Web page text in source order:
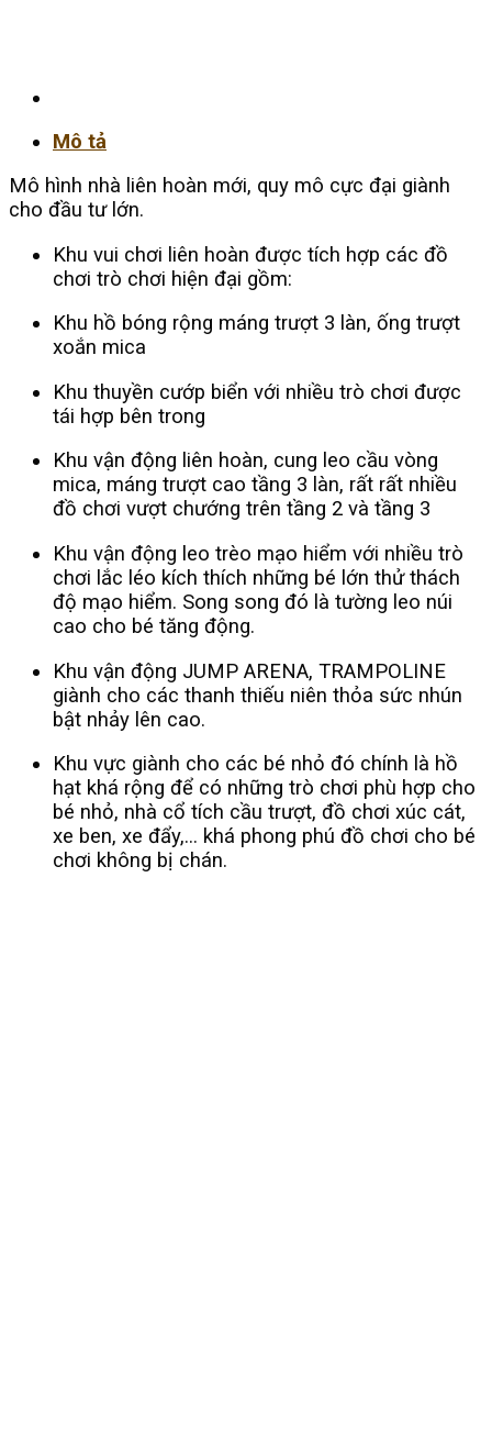
Mô tả
Mô hình nhà liên hoàn mới, quy mô cực đại giành
cho đầu tư lớn.
Khu vui chơi liên hoàn được tích hợp các đồ
chơi trò chơi hiện đại gồm:
Khu hồ bóng rộng máng trượt 3 làn, ống trượt
xoắn mica
Khu thuyền cướp biển với nhiều trò chơi được
tái hợp bên trong
Khu vận động liên hoàn, cung leo cầu vòng
mica, máng trượt cao tầng 3 làn, rất rất nhiều
đồ chơi vượt chướng trên tầng 2 và tầng 3
Khu vận động leo trèo mạo hiểm với nhiều trò
chơi lắc léo kích thích những bé lớn thử thách
độ mạo hiểm. Song song đó là tường leo núi
cao cho bé tăng động.
Khu vận động JUMP ARENA, TRAMPOLINE
giành cho các thanh thiếu niên thỏa sức nhún
bật nhảy lên cao.
Khu vực giành cho các bé nhỏ đó chính là hồ
hạt khá rộng để có những trò chơi phù hợp cho
bé nhỏ, nhà cổ tích cầu trượt, đồ chơi xúc cát,
xe ben, xe đẩy,… khá phong phú đồ chơi cho bé
chơi không bị chán.